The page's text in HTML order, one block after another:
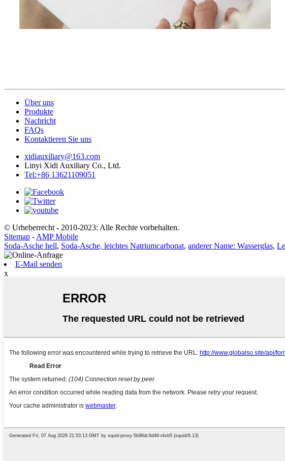
Über uns
Produkte
Nachricht
FAQs
Kontaktieren Sie uns
xidiauxiliary@163.com
Linyi Xidi Auxiliary Co., Ltd.
Tel:+86 13621109051
© Urheberrecht - 2010-2023: Alle Rechte vorbehalten.
Sitemap - AMP Mobile
Soda-Asche hell, Soda-Asche, leichtes Natriumcarbonat, anderer Name: Wasserglas,
E-Mail senden
x